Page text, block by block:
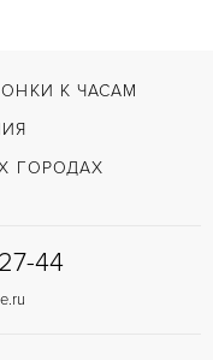
сложности застежка
К ЧАСАМ
ГОРОДАХ
44